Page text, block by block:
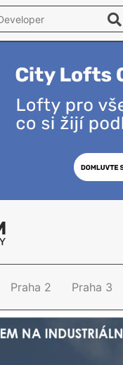
Praha 2 Praha 3